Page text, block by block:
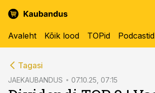
Avaleht Kõik lood TOPid Podcastid
Tagasi
JAEKAUBANDUS 07.10.25, 07:15